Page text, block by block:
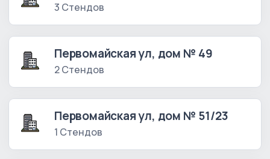
3 Стендов
Первомайская ул, дом № 49
2 Стендов
Первомайская ул, дом № 51/23
1 Стендов